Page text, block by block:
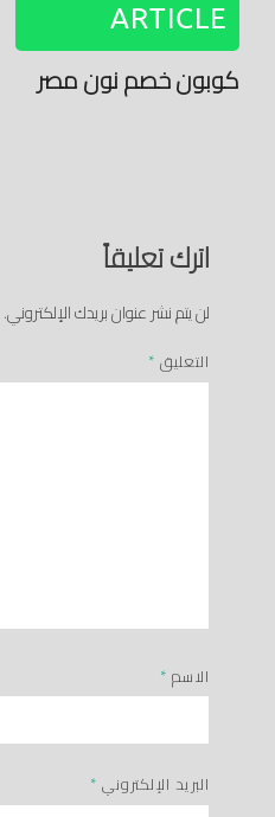
ARTICLE
كوبون خصم نون مصر
اترك تعليقاً
لن يتم نشر عنوان بريدك الإلكتروني.
التعليق *
الاسم *
البريد الإلكتروني *